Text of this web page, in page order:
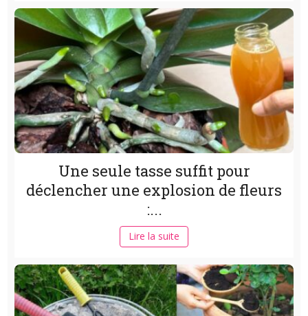
Une seule tasse suffit pour
déclencher une explosion de fleurs
:...
Lire la suite